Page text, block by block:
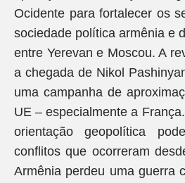
Ocidente para fortalecer os
sociedade política armênia e
entre Yerevan e Moscou. A
a chegada de Nikol
uma campanha de
UE – especialmente a
orientação geopolítica
conflitos que ocorreram
Armênia perdeu uma guerra